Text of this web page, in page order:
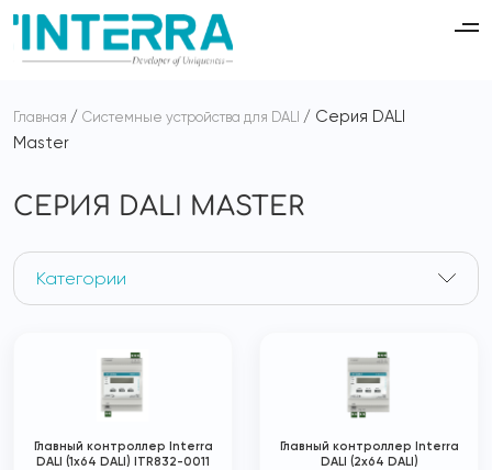
Главная Системные устройства для DALI
Серия DALI
Master
СЕРИЯ DALI MASTER
Категории
Главный контроллер Interra
DALI (1x64 DALI) ITR832-0011
Главный контроллер Interra
DALI (2x64 DALI)